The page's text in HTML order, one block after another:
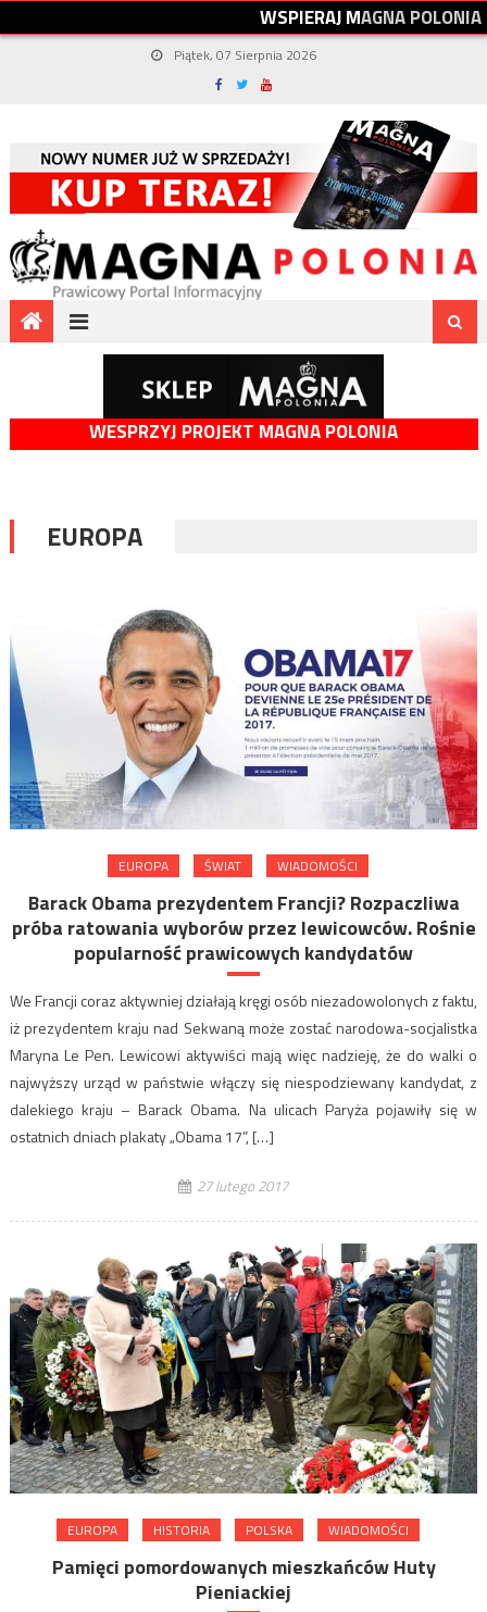
WSPIERAJMAGNAPOLONIA
Piątek, 07 Sierpnia 2026
WESPRZYJ PROJEKT MAGNA POLONIA
EUROPA
EUROPA ŚWIAT WIADOMOŚCI
Barack Obama prezydentem Francji? Rozpaczliwa
próba ratowania wyborów przez lewicowców. Rośnie
popularność prawicowych kandydatów
We Francji coraz aktywniej działają kręgi osób niezadowolonych z faktu,
iż prezydentem kraju nad Sekwaną może zostać narodowa-socjalistka
Maryna Le Pen. Lewicowi aktywiści mają więc nadzieję, że do walki o
najwyższy urząd w państwie włączy się niespodziewany kandydat, z
dalekiego kraju – Barack Obama. Na ulicach Paryża pojawiły się w
ostatnich dniach plakaty „Obama 17”, […]
27 lutego 2017
EUROPA HISTORIA POLSKA WIADOMOŚCI
Pamięci pomordowanych mieszkańców Huty
Pieniackiej